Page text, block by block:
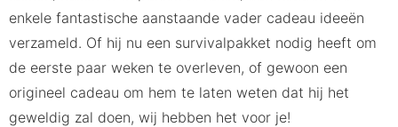
enkele fantastische aanstaande vader cadeau ideeën
verzameld. Of hij nu een survivalpakket nodig heeft om
de eerste paar weken te overleven, of gewoon een
origineel cadeau om hem te laten weten dat hij het
geweldig zal doen, wij hebben het voor je!